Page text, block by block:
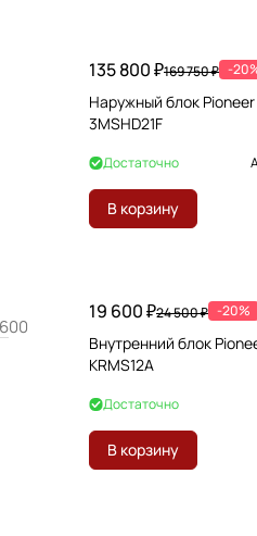
135 800 ₽169 750 ₽ -
Наружный блок Pioneer
3MSHD21F
Достаточно
В корзину
19 600 ₽24 500 ₽ -20%
Внутренний блок
KRMS12A
Достаточно
В корзину